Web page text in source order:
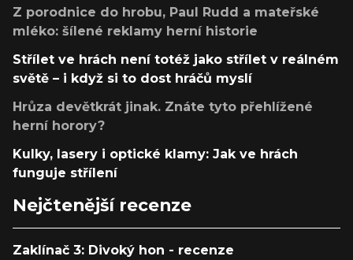
Z porodnice do hrobu, Paul Rudd a mateřské
mléko: šílené reklamy herní historie
Střílet ve hrách není totéž jako střílet v reálném
světě – i když si to dost hráčů myslí
Hrůza devětkrát jinak. Znáte tyto přehlížené
herní horory?
Kulky, lasery i optické klamy: Jak ve hrách
funguje střílení
Nejčtenější recenze
Zaklínač 3: Divoký hon - recenze